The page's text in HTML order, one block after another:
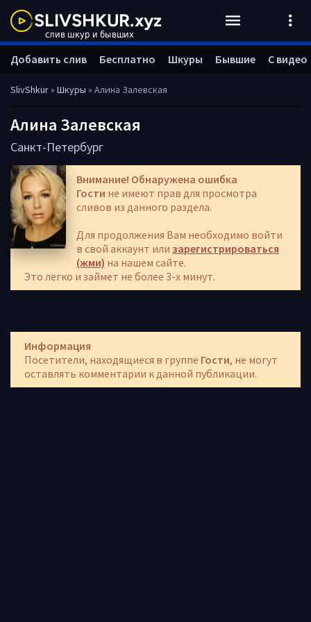
SlivShkur» Шкуры » Алина Залевская
Алина Залевская
Санкт-Петербург
Внимание! Обнаружена ошибка
Гости не имеют прав для просмотра
сливов из данного раздела.
Для продолжения Вам необходимо войти
в свой аккаунт или зарегистрироваться
(жми) на нашем сайте.
Это легко и займет не более 3-х минут.
Информация
Посетители, находящиеся в группе Гости, не могут
оставлять комментарии к данной публикации.
Добавить слив Бесплатно Шкуры Бывшие С видео